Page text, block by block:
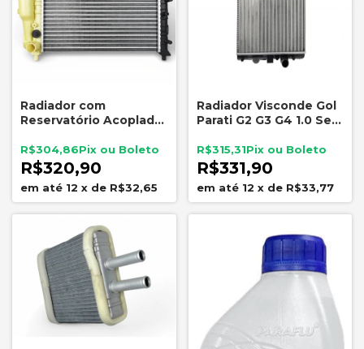
Radiador com
Reservatório Acoplado
Valeo 732965
R$320,90
R$304,86
12 x de R$32,65
Radiador Visconde Gol
Parati G2 G3 G4 1.0 Sem
R$331,90
R$315,31
12 x de R$33,77